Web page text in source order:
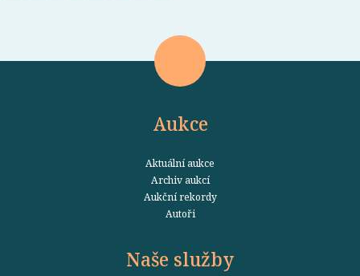
Aukce
Aktuální aukce
Archiv aukcí
Aukční rekordy
Autoři
Naše služby